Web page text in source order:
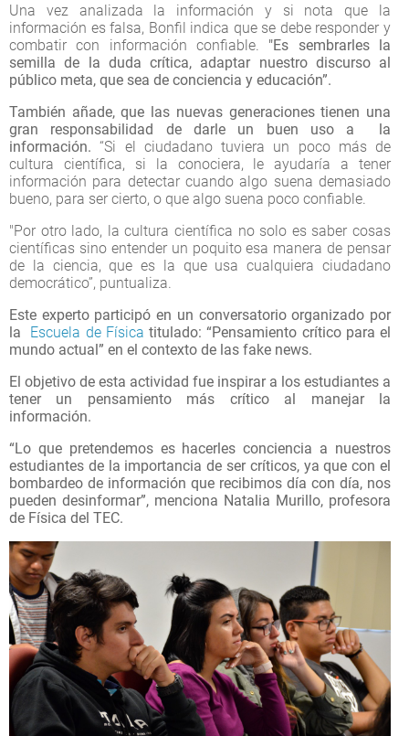
Una vez analizada la información y si nota que la
información es falsa, Bonfil indica que se debe responder y
combatir con información confiable. "Es sembrarles la
semilla de la duda crítica, adaptar nuestro discurso al
público meta, que sea de conciencia y educación”.
También añade, que las nuevas generaciones tienen una
gran responsabilidad de darle un buen uso a la
información. “Si el ciudadano tuviera un poco más de
cultura científica, si la conociera, le ayudaría a tener
información para detectar cuando algo suena demasiado
bueno, para ser cierto, o que algo suena poco confiable.
"Por otro lado, la cultura científica no solo es saber cosas
científicas sino entender un poquito esa manera de pensar
de la ciencia, que es la que usa cualquiera ciudadano
democrático”, puntualiza.
Este experto participó en un conversatorio organizado por
la
Escuela de Física titulado: “Pensamiento crítico para el
mundo actual” en el contexto de las fake news.
El objetivo de esta actividad fue inspirar a los estudiantes a
tener un pensamiento más crítico al manejar la
información.
“Lo que pretendemos es hacerles conciencia a nuestros
estudiantes de la importancia de ser críticos, ya que con el
bombardeo de información que recibimos día con día, nos
pueden desinformar”, menciona Natalia Murillo, profesora
de Física del TEC.